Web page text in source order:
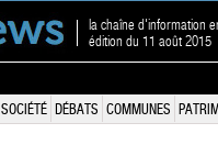
la chaîne d'information
édition du 11 août 2015
SOCIÉTÉ DÉBATS COMMUNES